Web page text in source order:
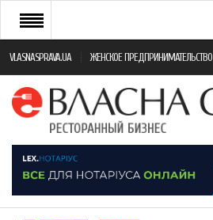
VLASNASPRAVA.UA ЖЕНСКОЕ ПРЕДПРИНИМАТЕЛЬСТВО
НОВИНИ РЕСТОРАННОГО БІЗНЕСУ
ЯК ВІДКРИТИ ТА УСПІШНО КЕРУВАТИ
МОНІТОРИНГ ЗАКОНОДАВСТВА